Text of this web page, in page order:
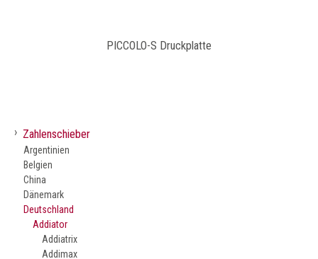
PICCOLO-S Druckplatte
› Zahlenschieber
Argentinien
Belgien
China
Dänemark
Deutschland
Addiator
Addiatrix
Addimax